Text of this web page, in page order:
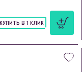
КУПИТЬ В 1 КЛИК